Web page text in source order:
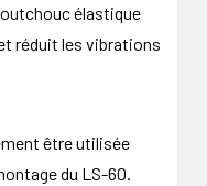
élastique
réduit les vibrations
être utilisée
du LS-60.